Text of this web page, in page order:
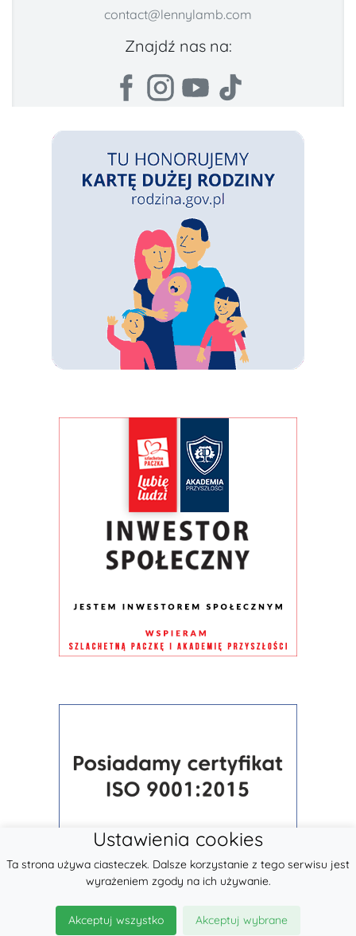
contact@lennylamb.com
Znajdź nas na:
Ustawienia cookies
Ta strona używa ciasteczek. Dalsze korzystanie z tego serwisu jest
wyrażeniem zgody na ich używanie.
Akceptuj wszystko Akceptuj wybrane